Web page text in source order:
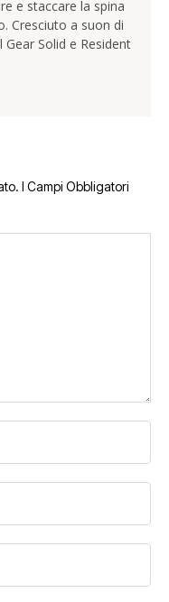
e staccare la spina
Cresciuto a suon di
Solid e Resident
I Campi Obbligatori